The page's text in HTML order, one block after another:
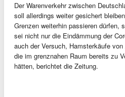
Der Warenverkehr zwischen
soll allerdings weiter gesichert
Grenzen weiterhin passieren dürfen,
sei nicht nur die Eindämmung der
auch der Versuch, Hamsterkäufe
die im grenznahen Raum bereits zu
hätten, berichtet die Zeitung.